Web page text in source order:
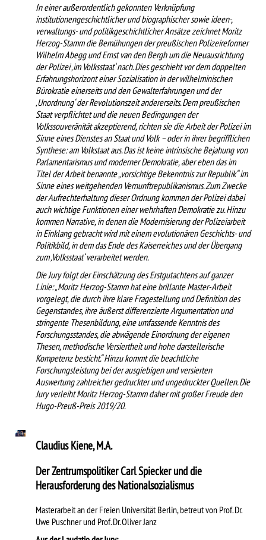
In einer außerordentlich gekonnten Verknüpfung
institutionengeschichtlicher und biographischer sowie ideen-,
verwaltungs- und politikgeschichtlicher Ansätze zeichnet Moritz
Herzog-Stamm die Bemühungen der preußischen Polizeireformer
Wilhelm Abegg und Ernst van den Bergh um die Neuausrichtung
der Polizei ‚im Volksstaat‘ nach. Dies geschieht vor dem doppelten
Erfahrungshorizont einer Sozialisation in der wilhelminischen
Bürokratie einerseits und den Gewalterfahrungen und der
‚Unordnung‘ der Revolutionszeit andererseits. Dem preußischen
Staat verpflichtet und die neuen Bedingungen der
Volkssouveränität akzeptierend, richten sie die Arbeit der Polizei im
Sinne eines Dienstes an Staat und Volk – oder in ihrer begrifflichen
Synthese: am Volkstaat aus. Das ist keine intrinsische Bejahung von
Parlamentarismus und moderner Demokratie, aber eben das im
Titel der Arbeit benannte „vorsichtige Bekenntnis zur Republik“ im
Sinne eines weitgehenden Vernunftrepublikanismus. Zum Zwecke
der Aufrechterhaltung dieser Ordnung kommen der Polizei dabei
auch wichtige Funktionen einer wehrhaften Demokratie zu. Hinzu
kommen Narrative, in denen die Modernisierung der Polizeiarbeit
in Einklang gebracht wird mit einem evolutionären Geschichts- und
Politikbild, in dem das Ende des Kaiserreiches und der Übergang
zum ‚Volksstaat‘ verarbeitet werden.
Die Jury folgt der Einschätzung des Erstgutachtens auf ganzer
Linie: „Moritz Herzog-Stamm hat eine brillante Master-Arbeit
vorgelegt, die durch ihre klare Fragestellung und Definition des
Gegenstandes, ihre äußerst differenzierte Argumentation und
stringente Thesenbildung, eine umfassende Kenntnis des
Forschungsstandes, die abwägende Einordnung der eigenen
Thesen, methodische Versiertheit und hohe darstellerische
Kompetenz besticht.“ Hinzu kommt die beachtliche
Forschungsleistung bei der ausgiebigen und versierten
Auswertung zahlreicher gedruckter und ungedruckter Quellen. Die
Jury verleiht Moritz Herzog-Stamm daher mit großer Freude den
Hugo-Preuß-Preis 2019/20.
Claudius Kiene, M.A.
Der Zentrumspolitiker Carl Spiecker und die
Herausforderung des Nationalsozialismus
Masterarbeit an der Freien Universität Berlin, betreut von Prof. Dr.
Uwe Puschner und Prof. Dr. Oliver Janz